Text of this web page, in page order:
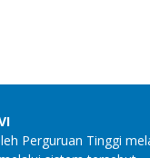
Perguruan Tinggi